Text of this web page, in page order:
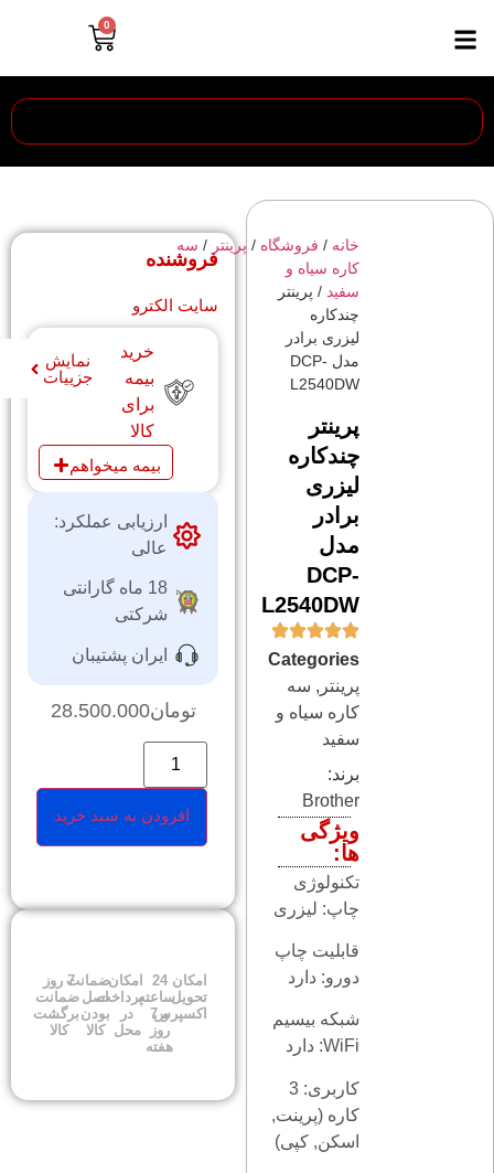
0
فروشنده
سایت الکترو
خرید
بیمه
برای
کالا
نمایش
جزییات
بیمه میخواهم
ارزیابی عملکرد:
عالی
18 ماه گارانتی
شرکتی
ایران پشتیبان
تومان28.500.000
افزودن به سبد خرید
امکان
تحویل
اکسپرس
24
ساعته
و 7
روز
هفته
امکان
پرداخت
در
محل
ضمانت
اصل
بودن
کالا
7 روز
ضمانت
برگشت
کالا
خانه / فروشگاه / پرینتر / ‎سه
كاره سياه و
سفيد / پرینتر
چندکاره
لیزری برادر
مدل DCP-
L2540DW
پرینتر
چندکاره
لیزری
برادر
مدل
DCP-
L2540DW
Categories
پرینتر , ‎سه
كاره سياه و
سفيد
برند:
Brother
ویژگی
ها:
تکنولوژی
چاپ: لیزری
قابلیت چاپ
دورو: دارد
شبکه بیسیم
WiFi: دارد
کاربری: 3
کاره (پرینت,
اسکن, کپی)